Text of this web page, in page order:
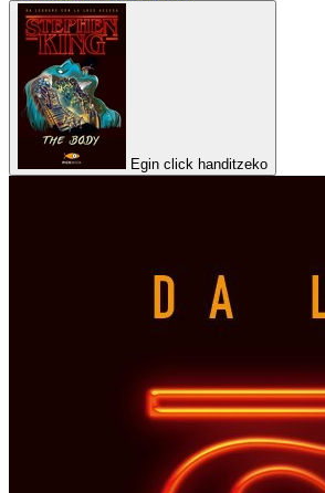
Egin click handitzeko